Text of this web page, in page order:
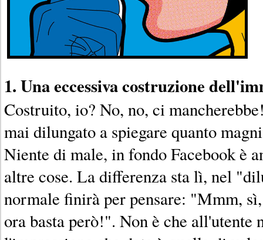
1. Una eccessiva costruzione
Costruito, io? No, no, ci
mai dilungato a spiegare quanto
Niente di male, in fondo Facebook è
altre cose. La differenza sta lì, nel
normale finirà per pensare: "Mmm,
ora basta però!". Non è che all'utente